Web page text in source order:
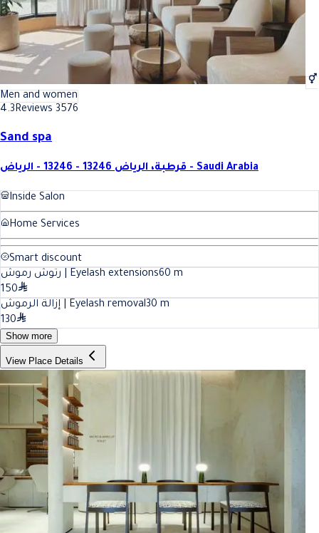
Men and women
4.3Reviews 3576
Sand spa
قرطبة، الرياض 13246 - 13246 - الرياض - Saudi Arabia
Inside Salon
Home Services
Smart discount
رتوش رموش | Eyelash extensions60 m
150
إزالة الرموش | Eyelash removal30 m
130
Show more
View Place Details